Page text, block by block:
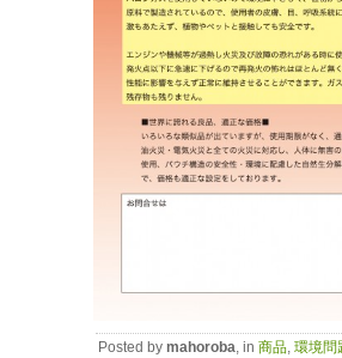
Posted by mahoroba, in 商品, 環境問